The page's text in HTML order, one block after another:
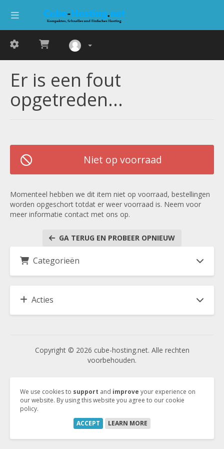
Er is een fout
opgetreden...
Niet op voorraad
Momenteel hebben we dit item niet op voorraad, bestellingen
worden opgeschort totdat er weer voorraad is. Neem voor
meer informatie contact met ons op.
GA TERUG EN PROBEER OPNIEUW
Categorieën
Acties
Copyright © 2026 cube-hosting.net. Alle rechten
voorbehouden.
Vertrag kündigen
We use cookies to support and improve your experience on
our website. By using this website you agree to our cookie
policy.
ACCEPT
LEARN MORE